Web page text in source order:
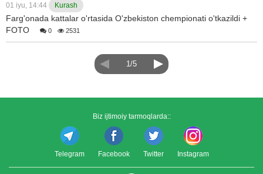
01 iyu, 14:44 Kurash
Farg'onada kattalar o'rtasida O'zbekiston chempionati o'tkazildi +
FOTO
0 2531
1/5
Biz ijtimoiy tarmoqlarda::
Telegram Facebook Twitter Instagram